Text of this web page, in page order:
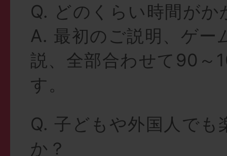
Q. どのくらい時間がか
A. 最初のご説明、ゲー
説、全部合わせて90～
す。
Q. 子どもや外国人でも
か？